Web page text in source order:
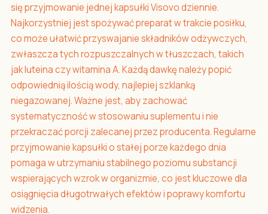
się przyjmowanie jednej kapsułki Visovo dziennie.
Najkorzystniej jest spożywać preparat w trakcie posiłku,
co może ułatwić przyswajanie składników odżywczych,
zwłaszcza tych rozpuszczalnych w tłuszczach, takich
jak luteina czy witamina A. Każdą dawkę należy popić
odpowiednią ilością wody, najlepiej szklanką
niegazowanej. Ważne jest, aby zachować
systematyczność w stosowaniu suplementu i nie
przekraczać porcji zalecanej przez producenta. Regularne
przyjmowanie kapsułki o stałej porze każdego dnia
pomaga w utrzymaniu stabilnego poziomu substancji
wspierających wzrok w organizmie, co jest kluczowe dla
osiągnięcia długotrwałych efektów i poprawy komfortu
widzenia.